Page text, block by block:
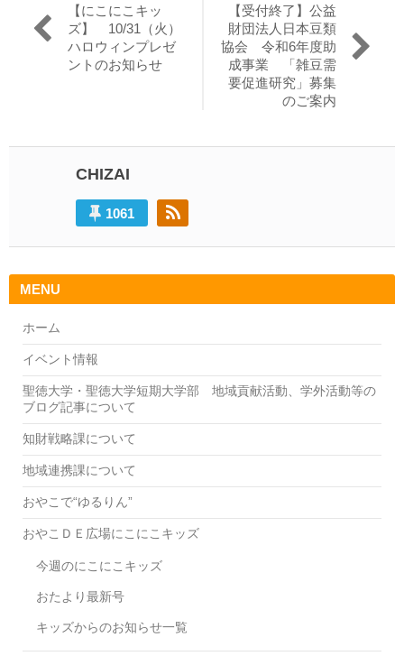
稿
過
去
の
投
【にこにこキッ
ズ】 10/31（火）
ハロウィンプレゼ
ントのお知らせ
投
稿:
【受付終了】公益
財団法人日本豆類
協会 令和6年度助
成事業 「雑豆需
要促進研究」募集
のご案内
CHIZAI
1061
MENU
ホーム
イベント情報
聖徳大学・聖徳大学短期大学部 地域貢献活動、学外活動等の
ブログ記事について
知財戦略課について
地域連携課について
おやこで“ゆるりん”
おやこＤＥ広場にこにこキッズ
今週のにこにこキッズ
おたより最新号
キッズからのお知らせ一覧